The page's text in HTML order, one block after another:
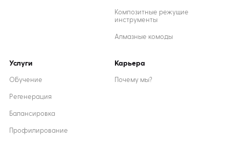
Композитные режущие
инструменты
Алмазные комоды
Услуги
Обучение
Регенерация
Балансировка
Профилирование
Карьера
Почему мы?